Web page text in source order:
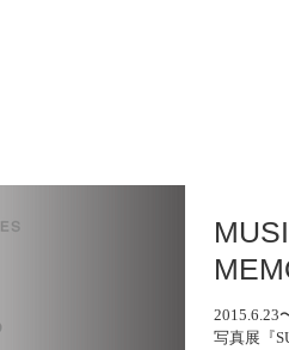
2015.6.23
写真展『